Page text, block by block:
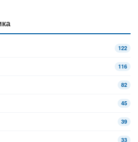
122
116
82
45
39
33